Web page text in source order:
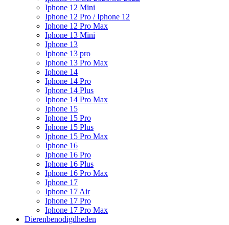
Iphone 12 Mini
Iphone 12 Pro / Iphone 12
Iphone 12 Pro Max
Iphone 13 Mini
Iphone 13
Iphone 13 pro
Iphone 13 Pro Max
Iphone 14
Iphone 14 Pro
Iphone 14 Plus
Iphone 14 Pro Max
Iphone 15
Iphone 15 Pro
Iphone 15 Plus
Iphone 15 Pro Max
Iphone 16
Iphone 16 Pro
Iphone 16 Plus
Iphone 16 Pro Max
Iphone 17
Iphone 17 Air
Iphone 17 Pro
Iphone 17 Pro Max
Dierenbenodigdheden